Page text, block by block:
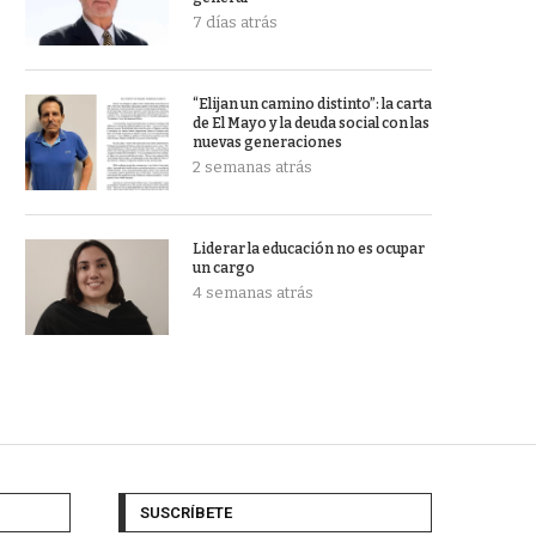
7 días atrás
“Elijan un camino distinto”: la carta
de El Mayo y la deuda social con las
nuevas generaciones
2 semanas atrás
Liderar la educación no es ocupar
un cargo
4 semanas atrás
SUSCRÍBETE